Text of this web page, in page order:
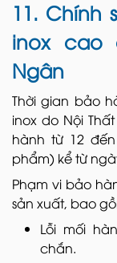
11. Chính
inox cao
Ngân
Thời gian bảo
inox do Nội
hành từ 12
phẩm) kể từ
Phạm vi bảo
sản xuất, bao
Lỗi mối
chắn.